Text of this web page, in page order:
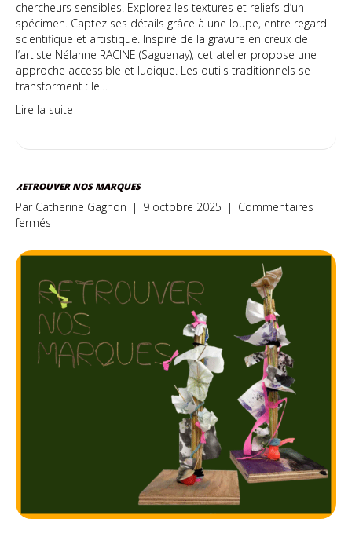
chercheurs sensibles. Explorez les textures et reliefs d’un
spécimen. Captez ses détails grâce à une loupe, entre regard
scientifique et artistique. Inspiré de la gravure en creux de
l’artiste Nélanne RACINE (Saguenay), cet atelier propose une
approche accessible et ludique. Les outils traditionnels se
transforment : le…
Lire la suite
RETROUVER NOS MARQUES
Par Catherine Gagnon | 9 octobre 2025 | Commentaires
fermés
nos